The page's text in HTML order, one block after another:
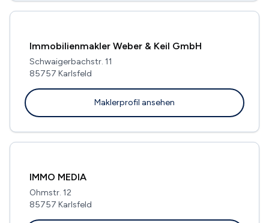
Immobilienmakler Weber & Keil GmbH
Schwaigerbachstr. 11
85757 Karlsfeld
Maklerprofil ansehen
IMMO MEDIA
Ohmstr. 12
85757 Karlsfeld